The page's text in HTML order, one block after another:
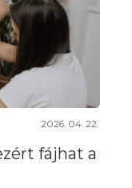
2026. 04. 22.
fájhat a